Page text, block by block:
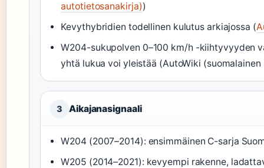
autotietosanakirja))
Kevythybridien todellinen kulutus arkiajossa (
W204-sukupolven 0–100 km/h -kiihtyvyyden
yhtä lukua voi yleistää (AutoWiki
3 Aikajanasignaali
W204 (2007–2014): ensimmäinen C-sarja
W205 (2014–2021): kevyempi rakenne,